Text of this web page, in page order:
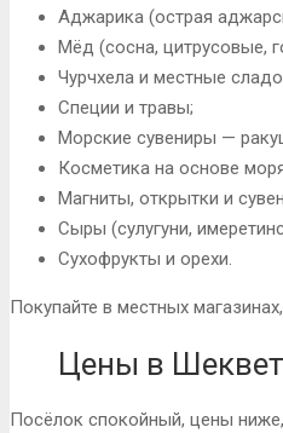
Аджарика (острая
Мёд (сосна, цитрусовые,
Чурчхела и местные
Специи и травы;
Морские сувениры —
Косметика на основе
Магниты, открытки и
Сыры (сулугуни,
Сухофрукты и орехи.
Покупайте в местных
Цены в
Посёлок спокойный, цены